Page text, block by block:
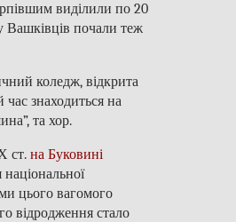
виділили по 20
Вашківців почали теж
коледж, відкрита
знаходиться на
та хор.
ст.на Буковині
цього вагомого
відродження стало